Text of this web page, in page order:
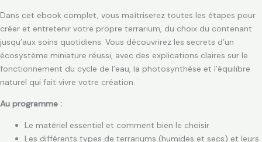
Dans cet ebook complet, vous maîtriserez toutes les étapes pour
créer et entretenir votre propre terrarium, du choix du contenant
jusqu’aux soins quotidiens. Vous découvrirez les secrets d’un
écosystème miniature réussi, avec des explications claires sur le
fonctionnement du cycle de l’eau, la photosynthèse et l’équilibre
naturel qui fait vivre votre création.
Au programme :
Le matériel essentiel et comment bien le choisir
Les différents types de terrariums (humides et secs) et leurs